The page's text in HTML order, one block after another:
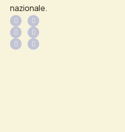
nazionale.